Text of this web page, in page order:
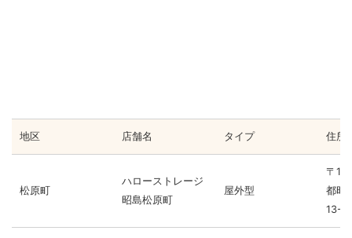
地区 店舗名 タイプ 住所
松原町
ハローストレージ
昭島松原町
屋外型
〒
都昭
13-6